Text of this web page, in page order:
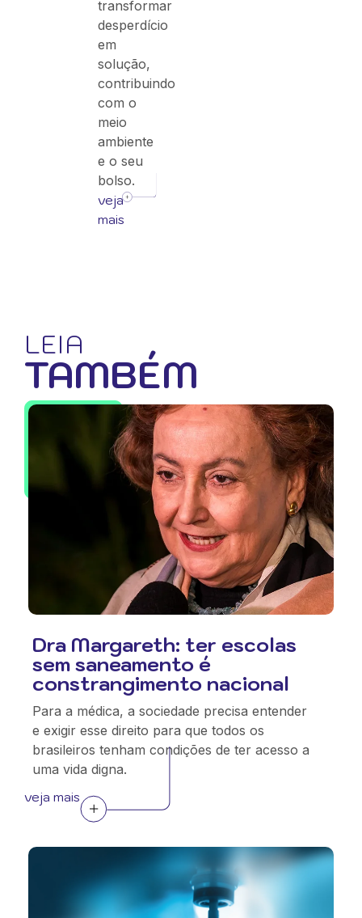
transformar
desperdício
em
solução,
contribuindo
com o
meio
ambiente
e o seu
bolso.
veja
mais
LEIA
TAMBÉM
Dra Margareth: ter escolas
sem saneamento é
constrangimento nacional
Para a médica, a sociedade precisa entender
e exigir esse direito para que todos os
brasileiros tenham condições de ter acesso a
uma vida digna.
veja mais